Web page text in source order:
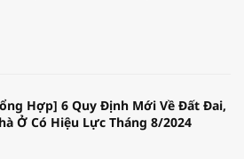
Hợp] 6 Quy Định Mới Về Đất Đai,
Ở Có Hiệu Lực Tháng 8/2024